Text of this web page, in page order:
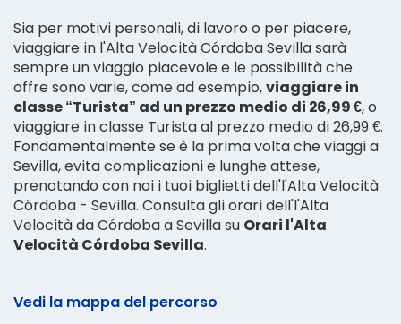
Sia per motivi personali, di lavoro o per piacere,
viaggiare in l'Alta Velocità Córdoba Sevilla sarà
sempre un viaggio piacevole e le possibilità che
offre sono varie, come ad esempio,viaggiare in
classe “Turista” ad un prezzo medio di 26,99 €, o
viaggiare in classe Turista al prezzo medio di 26,99 €.
Fondamentalmente se è la prima volta che viaggi a
Sevilla, evita complicazioni e lunghe attese,
prenotando con noi i tuoi biglietti dell'l'Alta Velocità
Córdoba - Sevilla. Consulta gli orari dell'l'Alta
Velocità da Córdoba a Sevilla su Orari l'Alta
Velocità Córdoba Sevilla.
Vedi la mappa del percorso